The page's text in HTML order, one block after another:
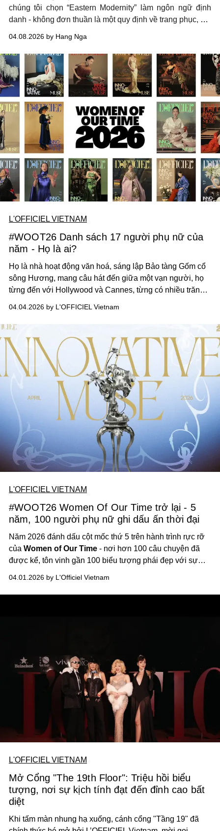
chúng tôi chọn “Eastern Modernity” làm ngôn ngữ định
danh - không đơn thuần là một quy định về trang phục, mà
Innovative Muses
, những người mang trong mình niềm
tự hào về cội nguồn nhưngtầm nhìnluôn hướng về
những đường chân trời mới.
04.08.2026 by Hang Nga
L'OFFICIEL VIETNAM
#WOOT26 Danh sách 17 người phụ nữ của
năm - Họ là ai?
Họ là nhà hoạt động văn hoá, sáng lập Bảo tàng Gốm cổ
sông Hương, mang câu hát đến giữa một vạn người, họ
từng đến với Hollywood và Cannes, từng có nhiều trăn
và họ là những người phụ nữ của thời đại chúng ta.
04.04.2026 by L'OFFICIEL Vietnam
L'OFFICIEL VIETNAM
#WOOT26 Women Of Our Time trở lại - 5
năm, 100 người phụ nữ ghi dấu ấn thời đại
Năm 2026 đánh dấu cột mốc thứ 5 trên hành trình rực rỡ
của Women of Our Time - nơi hơn 100 câu chuyện đã
được kể, tôn vinh gần 100 biểu tượng phái đẹp với sự
mệnh lan tỏa những giá trị bền bỉ, L’OFFICIEL Vietnam
trân trọng giới thiệuWomen Of Our Time 2026với chủ
04.01.2026 by L'Officiel Vietnam
L'OFFICIEL VIETNAM
Mở Cổng "The 19th Floor": Triệu hồi biểu
tượng, nơi sự kịch tính đạt đến đỉnh cao bất
diệt
Khi tấm màn nhung hạ xuống, cánh cổng "Tầng 19" đã